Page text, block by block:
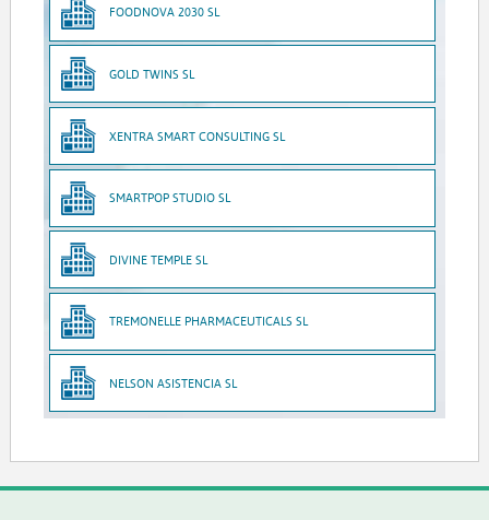
FOODNOVA 2030 SL
GOLD TWINS SL
XENTRA SMART CONSULTING SL
SMARTPOP STUDIO SL
DIVINE TEMPLE SL
TREMONELLE PHARMACEUTICALS SL
NELSON ASISTENCIA SL